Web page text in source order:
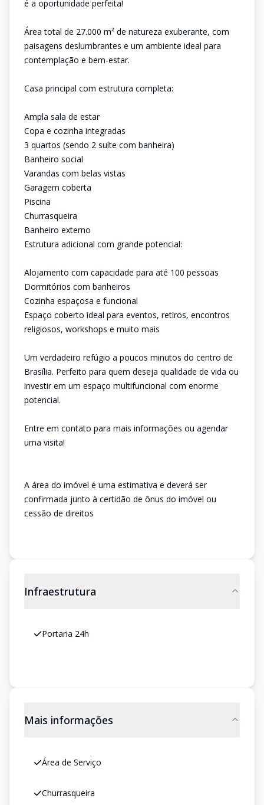
é a oportunidade perfeita!
Área total de 27.000 m² de natureza exuberante, com
paisagens deslumbrantes e um ambiente ideal para
contemplação e bem-estar.
Casa principal com estrutura completa:
Ampla sala de estar
Copa e cozinha integradas
3 quartos (sendo 2 suíte com banheira)
Banheiro social
Varandas com belas vistas
Garagem coberta
Piscina
Churrasqueira
Banheiro externo
Estrutura adicional com grande potencial:
Alojamento com capacidade para até 100 pessoas
Dormitórios com banheiros
Cozinha espaçosa e funcional
Espaço coberto ideal para eventos, retiros, encontros
religiosos, workshops e muito mais
Um verdadeiro refúgio a poucos minutos do centro de
Brasília. Perfeito para quem deseja qualidade de vida ou
investir em um espaço multifuncional com enorme
potencial.
Entre em contato para mais informações ou agendar
uma visita!
A área do imóvel é uma estimativa e deverá ser
confirmada junto à certidão de ônus do imóvel ou
cessão de direitos
Infraestrutura
Portaria 24h
Mais informações
Área de Serviço
Churrasqueira